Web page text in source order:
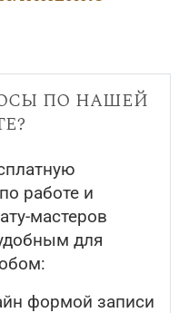
по нашей
работе и
мастеров
для
формой записи